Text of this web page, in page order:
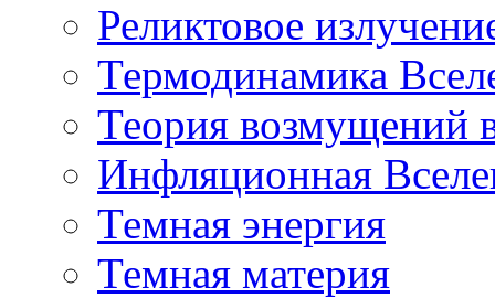
Реликтовое
Термодинамика
Теория возмущений
Инфляционная
Темная энергия
Темная материя